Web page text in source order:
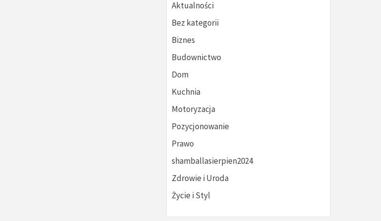
Aktualności
Bez kategorii
Biznes
Budownictwo
Dom
Kuchnia
Motoryzacja
Pozycjonowanie
Prawo
shamballasierpien2024
Zdrowie i Uroda
Życie i Styl